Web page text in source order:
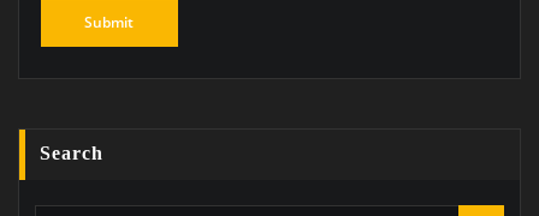
Search